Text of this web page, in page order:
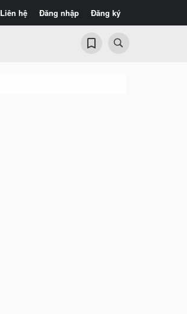
Liên hệ Đăng nhập Đăng ký